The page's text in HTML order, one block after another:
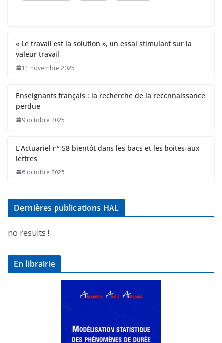
« Le travail est la solution », un essai stimulant sur la
valeur travail
11 novembre 2025
Enseignants français : la recherche de la reconnaissance
perdue
9 octobre 2025
L’Actuariel n° 58 bientôt dans les bacs et les boites-aux
lettres
6 octobre 2025
Dernières publications HAL
no results !
En librairie